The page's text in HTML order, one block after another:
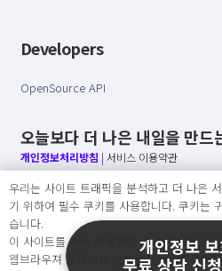
Developers
OpenSource API
오늘보다 더 나은 내일을 만드
개인정보처리방침 | 서비스 이용약관
○ 개인정보보호 컴플라이언스를 선도하겠습
○ 정보주체의 권리를 보장하겠습니다.
○ 기업의 개인정보보호를 위한 효율적 관리를
우리는 사이트 트래픽을 분석하고 더 나은
기 위하여 필수 쿠키를 사용합니다. 쿠키는
습니다.
이 사이트를 계속 사용하면 쿠키 사용에 동의
웹브라우져 설정에서 언제든지 쿠키를 삭제
개인정보
무료 상담 신